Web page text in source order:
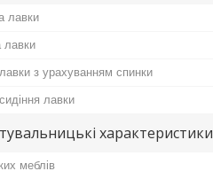
лавки
лавки
з урахуванням спинки
лавки
характеристики
меблів